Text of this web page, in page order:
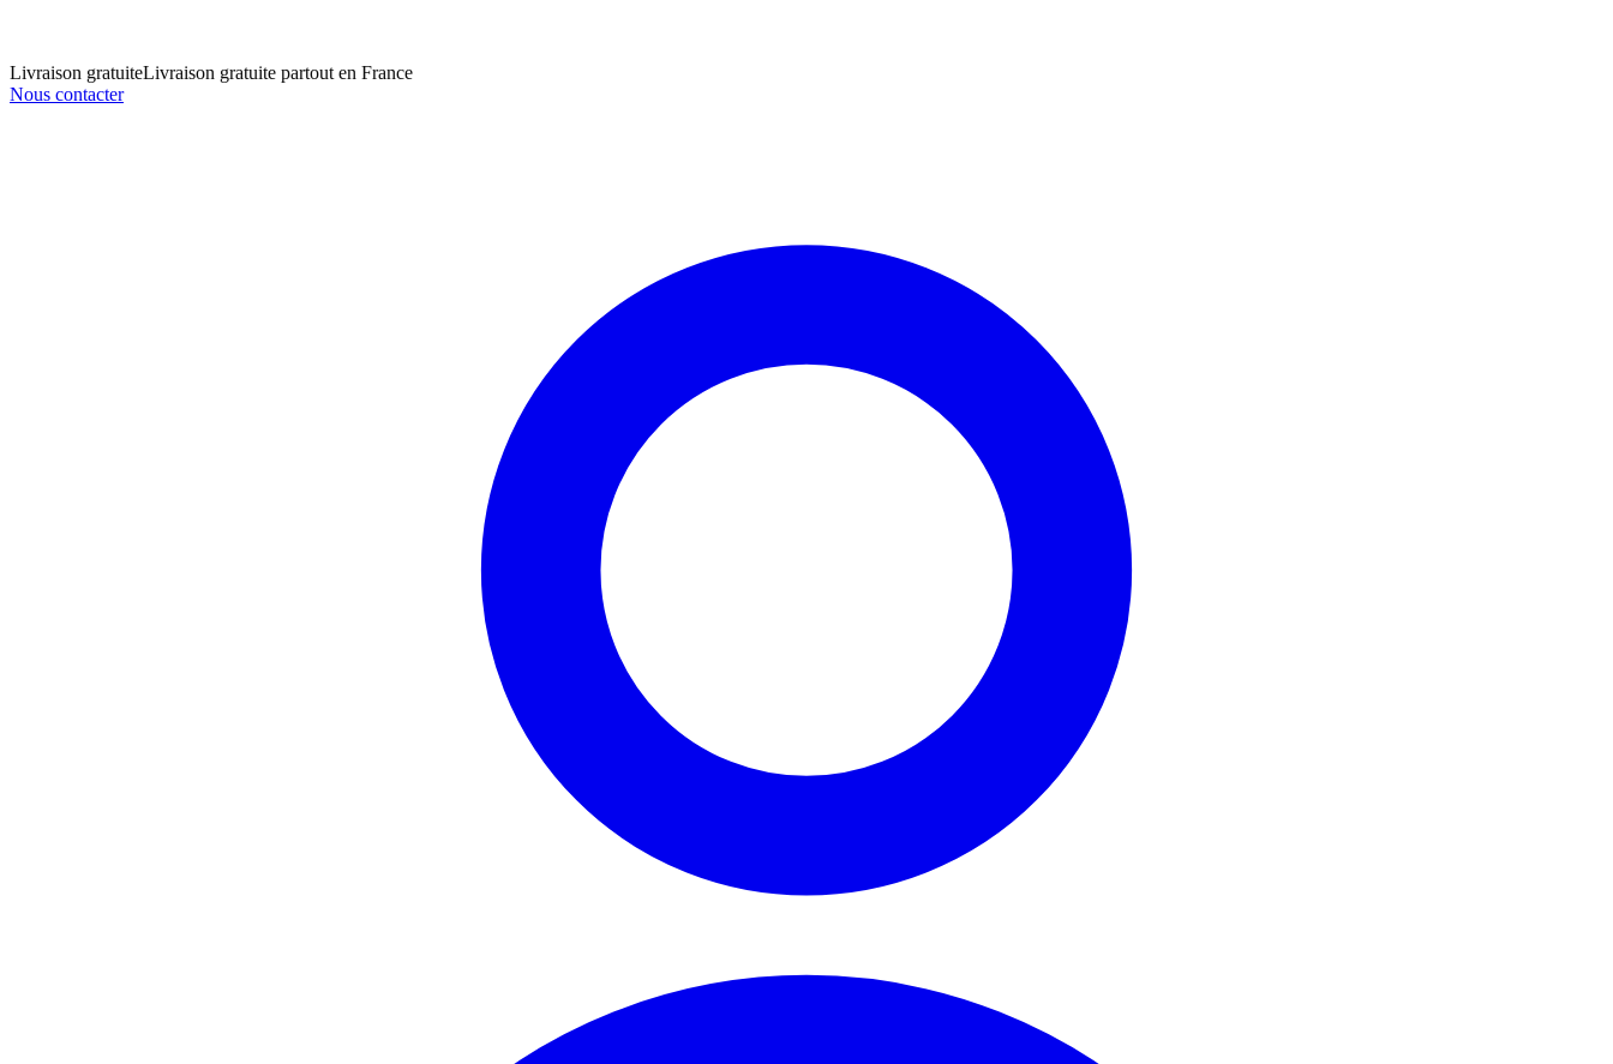
Livraison gratuiteLivraison gratuite partout en France
Nous contacter